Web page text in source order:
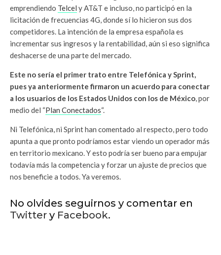
emprendiendo Telcel y AT&T e incluso, no participó en la
licitación de frecuencias 4G, donde sí lo hicieron sus dos
competidores. La intención de la empresa española es
incrementar sus ingresos y la rentabilidad, aún si eso significa
deshacerse de una parte del mercado.
Este no sería el primer trato entre Telefónica y Sprint,
pues ya anteriormente firmaron un acuerdo para conectar
a los usuarios de los Estados Unidos con los de México , por
medio del “Plan Conectados“.
Ni Telefónica, ni Sprint han comentado al respecto, pero todo
apunta a que pronto podríamos estar viendo un operador más
en territorio mexicano. Y esto podría ser bueno para empujar
todavía más la competencia y forzar un ajuste de precios que
nos beneficie a todos. Ya veremos.
No olvides seguirnos y comentar en
Twitter y Facebook.